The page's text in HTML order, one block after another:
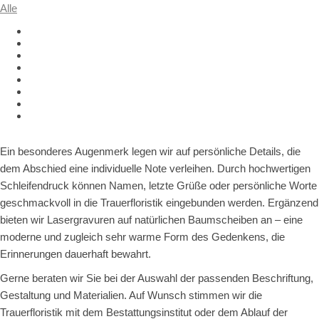
Alle
Ein besonderes Augenmerk legen wir auf persönliche Details, die
dem Abschied eine individuelle Note verleihen. Durch hochwertigen
Schleifendruck können Namen, letzte Grüße oder persönliche Worte
geschmackvoll in die Trauerfloristik eingebunden werden. Ergänzend
bieten wir Lasergravuren auf natürlichen Baumscheiben an – eine
moderne und zugleich sehr warme Form des Gedenkens, die
Erinnerungen dauerhaft bewahrt.
Gerne beraten wir Sie bei der Auswahl der passenden Beschriftung,
Gestaltung und Materialien. Auf Wunsch stimmen wir die
Trauerfloristik mit dem Bestattungsinstitut oder dem Ablauf der